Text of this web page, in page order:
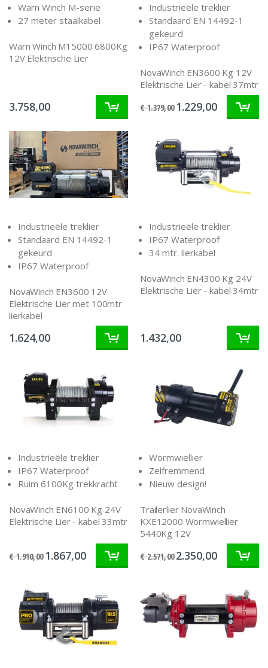
Warn Winch M-serie
27 meter staalkabel
Warn Winch M15000 6800Kg
12V Elektrische Lier
3.758,00
Industrieële treklier
Standaard EN 14492-1
gekeurd
IP67 Waterproof
NovaWinch EN3600 Kg 12V
Elektrische Lier - kabel 37mtr
€ 1.379,00 1.229,00
Industrieële treklier
Standaard EN 14492-1
gekeurd
IP67 Waterproof
NovaWinch EN3600 12V
Elektrische Lier met 100mtr
lierkabel
1.624,00
Industrieële treklier
IP67 Waterproof
34 mtr. lierkabel
NovaWinch EN4300 Kg 24V
Elektrische Lier - kabel 34mtr
1.432,00
Industrieële treklier
IP67 Waterproof
Ruim 6100Kg trekkracht
NovaWinch EN6100 Kg 24V
Elektrische Lier - kabel 33mtr
€ 1.910,00 1.867,00
Wormwiellier
Zelfremmend
Nieuw design!
Trailerlier NovaWinch
KXE12000 Wormwiellier
5440Kg 12V
€ 2.571,00 2.350,00